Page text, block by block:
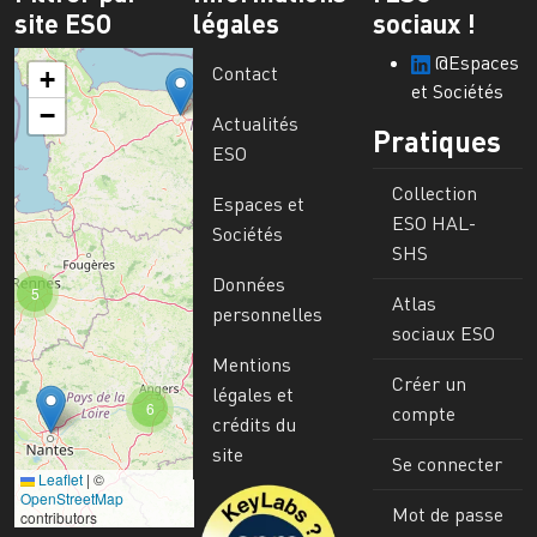
site ESO
6
5
+
−
Leaflet | ©
OpenStreetMap
contributors
légales
Contact
Actualités
ESO
Espaces et
Sociétés
Données
personnelles
Mentions
légales et
crédits du
site
Image
sociaux !
@Espaces
et Sociétés
Pratiques
Collection
ESO HAL-
SHS
Atlas
sociaux ESO
Créer un
compte
Se connecter
Mot de passe